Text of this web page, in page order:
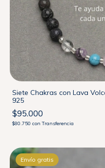
Siete Chakras con Lava
925
$95.000
$80.750 con Transferencia
Envío gratis